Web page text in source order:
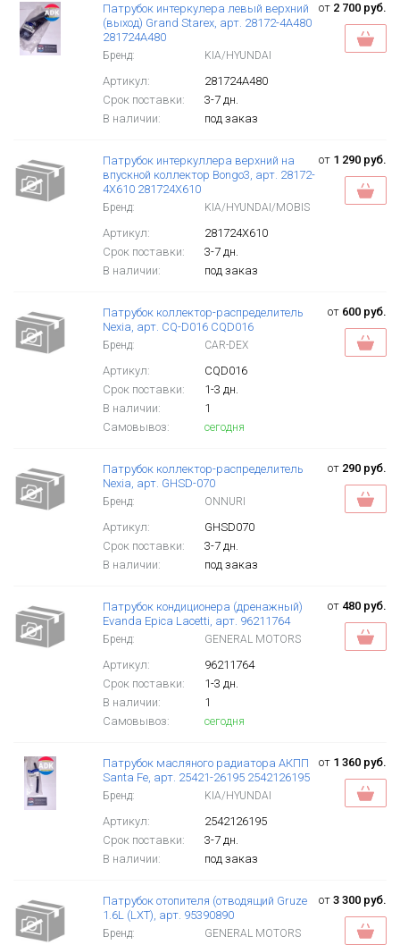
Патрубок интеркулера левый верхний
(выход) Grand Starex, арт. 28172-4A480
281724A480
Бренд: KIA/HYUNDAI
Артикул:
281724A480
Срок поставки:
3-7 дн.
В наличии:
под заказ
от 2 700 руб.
Патрубок интеркуллера верхний на
впускной коллектор Bongo3, арт. 28172-
4X610 281724X610
Бренд: KIA/HYUNDAI/MOBIS
Артикул:
281724X610
Срок поставки:
3-7 дн.
В наличии:
под заказ
от 1 290 руб.
Патрубок коллектор-распределитель
Nexia, арт. CQ-D016 CQD016
Бренд: CAR-DEX
Артикул:
CQD016
Срок поставки:
1-3 дн.
В наличии:
1
Самовывоз:
сегодня
от 600 руб.
Патрубок коллектор-распределитель
Nexia, арт. GHSD-070
Бренд: ONNURI
Артикул:
GHSD070
Срок поставки:
3-7 дн.
В наличии:
под заказ
от 290 руб.
Патрубок кондиционера (дренажный)
Evanda Epica Lacetti, арт. 96211764
Бренд: GENERAL MOTORS
Артикул:
96211764
Срок поставки:
1-3 дн.
В наличии:
1
Самовывоз:
сегодня
от 480 руб.
Патрубок масляного радиатора АКПП
Santa Fe, арт. 25421-26195 2542126195
Бренд: KIA/HYUNDAI
Артикул:
2542126195
Срок поставки:
3-7 дн.
В наличии:
под заказ
от 1 360 руб.
Патрубок отопителя (отводящий Gruze
1.6L (LXT), арт. 95390890
Бренд: GENERAL MOTORS
от 3 300 руб.